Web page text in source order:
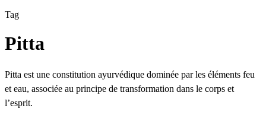
Tag
Pitta
Pitta est une constitution ayurvédique dominée par les éléments feu
et eau, associée au principe de transformation dans le corps et
l’esprit.